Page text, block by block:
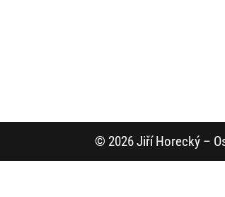
© 2026 Jiří Horecký –